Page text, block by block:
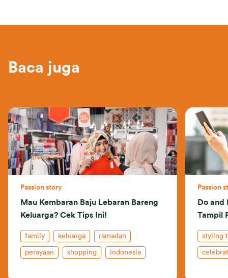
Baca juga
Passion story
Mau Kembaran Baju Lebaran Bareng
Keluarga? Cek Tips Ini!
family keluarga ramadan
perayaan shopping indonesia
Passion
Do and
Tampil
styling